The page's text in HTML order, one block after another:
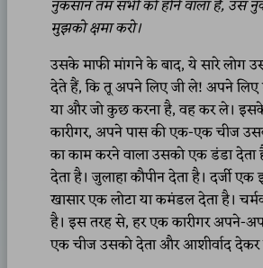
नुकसान तम सभी को होने वाला है,उस
मुझको क्षमा करो।
उसके माफी मांगने के बाद, ये सारे लोग
देते हैं, कि तू अपने लिए जी ले! अपने लिए
या और जो कुछ करना है, वह कर ले।
कारीगर, अपने पास की एक-एक चीज
का काम करने वाला उसको एक डंडा देता
देता है। जुलाहा कौपीन देता है। दर्जी एक
खासार एक लोटा या कमंडल देता है।
है। इस तरह से, हर एक कारीगर अपने-
एक चीज उसको देता और आशीर्वाद देकर